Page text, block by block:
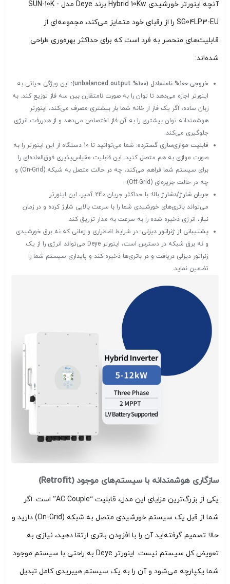
آنچه اینورتر خورشیدی Hybrid 10Kw برند Deye مدل SUN-10K -
SG04LP3-EU را از رقبای خود متمایز می‌کند، مجموعه‌ای از
قابلیت‌های منحصر به فرد است که برای حداکثر بهره‌وری طراحی
شده‌اند:
خروجی 100% نامتعادل (100% unbalanced output):
این ویژگی حیاتی به
اینورتر اجازه می‌دهد تا توان را به صورت نامتقارن بین سه فاز توزیع کند. به
زبان ساده، اگر یک فاز از خانه شما بار بیشتری مصرف می‌کند، اینورتر
هوشمندانه توان بیشتری را به آن فاز اختصاص می‌دهد و از هدررفت انرژی
جلوگیری می‌کند.
قابلیت موازی‌سازی گسترده:
شما می‌توانید تا 10 دستگاه از این اینورتر را به
صورت موازی به هم متصل کنید. این قابلیت مقیاس‌پذیری فوق‌العاده‌ای را
برای سیستم شما فراهم می‌کند، چه در حالت متصل به شبکه (On-Grid) و
چه در حالت جزیره‌ای (Off-Grid).
جریان شارژ/دشارژ بالا:
با حداکثر جریان 240 آمپر، این اینورتر
می‌تواند باتری‌های خورشیدی شما را با سرعت بالایی شارژ کرده و در زمان
نیاز، انرژی ذخیره شده را به سرعت به مدار تزریق کند.
پشتیبانی از ژنراتور دیزلی: در شرایط اضطراری و زمانی که نه برق خورشیدی
و نه برق شبکه در دسترس است، اینورتر Deye می‌تواند انرژی را از یک
ژنراتور دیزلی دریافت و در باتری‌ها ذخیره کند و پایداری سیستم شما را
تضمین نماید.
سازگاری هوشمندانه با سیستم‌های موجود (Retrofit)
یکی از بزرگ‌ترین مزایای این مدل، قابلیت “AC Couple” است. اگر
شما از قبل یک سیستم خورشیدی متصل به شبکه (On-Grid) دارید و
حالا تصمیم گرفته‌اید آن را با افزودن باتری ارتقا دهید، نیازی به
تعویض کل سیستم نیست. اینورتر Deye به راحتی با سیستم موجود
شما یکپارچه می‌شود و آن را به یک سیستم هیبریدی کامل تبدیل